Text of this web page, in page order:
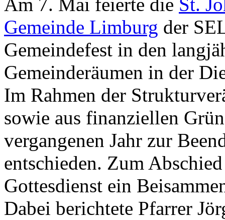
Gemeinde Limburg der
Gemeindefest in den
Gemeinderäumen in der
Im Rahmen der
sowie aus finanziellen
vergangenen Jahr zur
entschieden. Zum
Gottesdienst ein
Dabei berichtete Pfarrer